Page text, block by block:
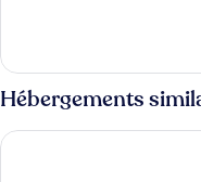
2
lits
jumeaux
Chambre
Standard,
2
jumeaux
Hébergements
Delta Hotels by Marriott